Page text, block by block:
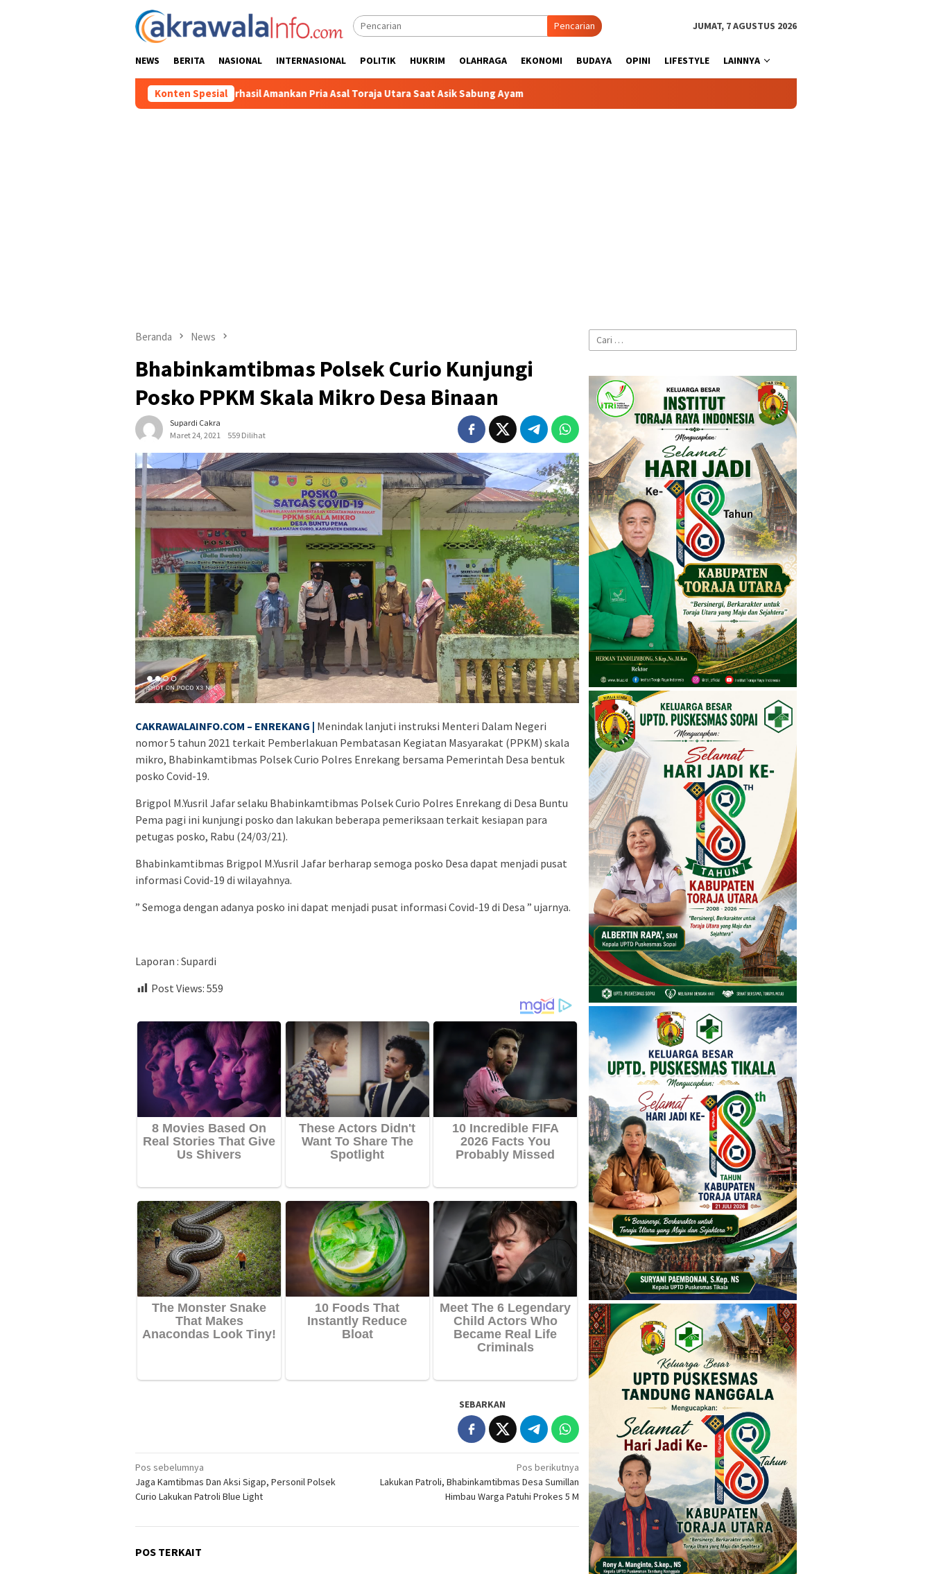
Pencarian JUMAT, 7 AGUSTUS 2026
NEWS BERITA NASIONAL INTERNASIONAL POLITIK HUKRIM OLAHRAGA EKONOMI BUDAYA OPINI LIFESTYLE LAINNYA
Konten Spesial
Polisi Berhasil Amankan Pria Asal Toraja Utara Saat Asik Sabung Ayam
Beranda News
Bhabinkamtibmas Polsek Curio Kunjungi
Posko PPKM Skala Mikro Desa Binaan
Supardi Cakra
Maret 24, 2021
559 Dilihat
CAKRAWALAINFO.COM – ENREKANG | Menindak lanjuti instruksi Menteri Dalam Negeri
nomor 5 tahun 2021 terkait Pemberlakuan Pembatasan Kegiatan Masyarakat (PPKM) skala
mikro, Bhabinkamtibmas Polsek Curio Polres Enrekang bersama Pemerintah Desa bentuk
posko Covid-19.
Brigpol M.Yusril Jafar selaku Bhabinkamtibmas Polsek Curio Polres Enrekang di Desa Buntu
Pema pagi ini kunjungi posko dan lakukan beberapa pemeriksaan terkait kesiapan para
petugas posko, Rabu (24/03/21).
Bhabinkamtibmas Brigpol M.Yusril Jafar berharap semoga posko Desa dapat menjadi pusat
informasi Covid-19 di wilayahnya.
” Semoga dengan adanya posko ini dapat menjadi pusat informasi Covid-19 di Desa ” ujarnya.
Laporan : Supardi
Post Views: 559
SEBARKAN
Navigasi
pos
Pos sebelumnya
Jaga Kamtibmas Dan Aksi Sigap, Personil Polsek
Curio Lakukan Patroli Blue Light
Pos berikutnya
Lakukan Patroli, Bhabinkamtibmas Desa Sumillan
Himbau Warga Patuhi Prokes 5 M
POS TERKAIT
Cari
untuk: